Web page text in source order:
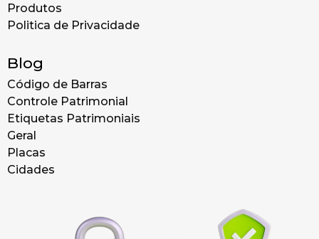
Produtos
Politica de Privacidade
Blog
Código de Barras
Controle Patrimonial
Etiquetas Patrimoniais
Geral
Placas
Cidades